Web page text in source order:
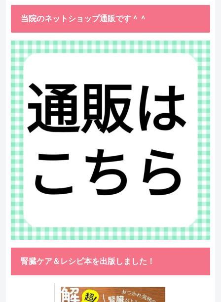
当院のネットショップ通販です＾＾
腎臓ケア＆レシピ本を出版しました！